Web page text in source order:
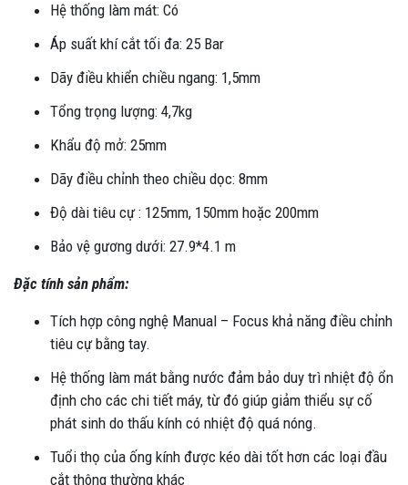
Hệ thống làm mát: Có
Áp suất khí cắt tối đa: 25 Bar
Dãy điều khiển chiều ngang: 1,5mm
Tổng trọng lượng: 4,7kg
Khẩu độ mở: 25mm
Dãy điều chỉnh theo chiều dọc: 8mm
Độ dài tiêu cự : 125mm, 150mm hoặc 200mm
Bảo vệ gương dưới: 27.9*4.1 m
Đặc tính sản phẩm:
Tích hợp công nghệ Manual – Focus khả năng điều chỉnh
tiêu cự bằng tay.
Hệ thống làm mát bằng nước đảm bảo duy trì nhiệt độ ổn
định cho các chi tiết máy, từ đó giúp giảm thiểu sự cố
phát sinh do thấu kính có nhiệt độ quá nóng.
Tuổi thọ của ống kính được kéo dài tốt hơn các loại đầu
cắt thông thường khác